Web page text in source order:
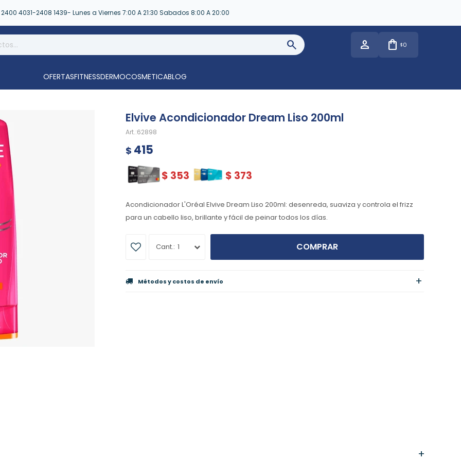
2400 4031-2408 1439- Lunes a Viernes 7:00 A 21:30 Sabados 8:00 A 20:00
$0
OFERTASFITNESSDERMOCOSMETICABLOG
Elvive Acondicionador Dream Liso 200ml
62898
$ 415
$ 353 $ 373
Acondicionador L'Oréal Elvive Dream Liso 200ml: desenreda, suaviza y controla el frizz
para un cabello liso, brillante y fácil de peinar todos los días.
1 COMPRAR
Métodos y costos de envío